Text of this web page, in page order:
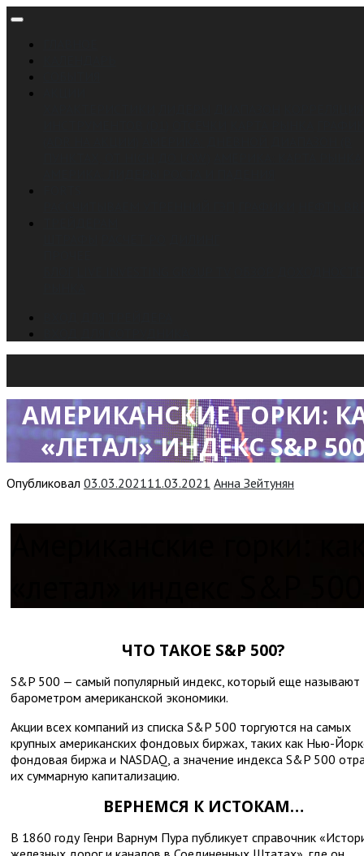
АМЕРИКАНСКИЕ ГОРКИ:
«ЛЕТАЛ» ИНДЕКС S&P
Опубликовал 03.03.202111.03.2021 Анна Зейтунян
ЧТО ТАКОЕ S&P 500?
S&P 500 — самый популярный индекс, который еще называют
барометром американской экономики.
Акции всех компаний из списка S&P 500 торгуются на самых
крупных американских фондовых биржах, таких как Нью-
фондовая биржа и NASDAQ, а значение индекса S&P 500
их суммарную капитализацию.
ВЕРНЕМСЯ К ИСТОКАМ…
В 1860 году Генри Варнум Пура публикует справочник